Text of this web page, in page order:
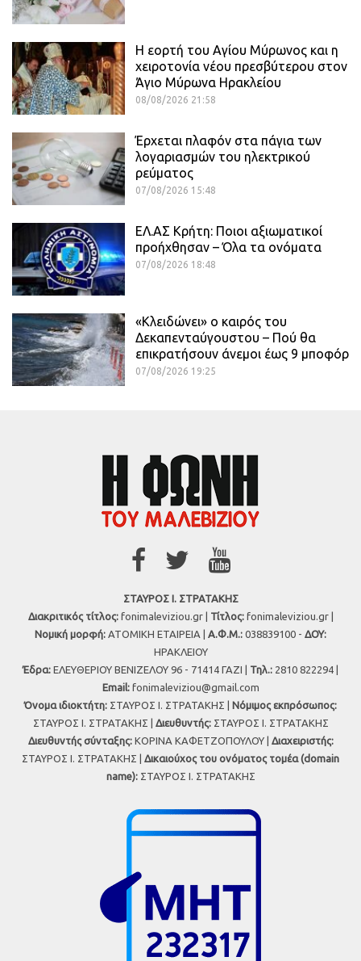
Η εορτή του Αγίου Μύρωνος και η
χειροτονία νέου πρεσβύτερου στον
Άγιο Μύρωνα Ηρακλείου
08/08/2026 21:58
Έρχεται πλαφόν στα πάγια των
λογαριασμών του ηλεκτρικού
ρεύματος
07/08/2026 15:48
ΕΛ.ΑΣ Κρήτη: Ποιοι αξιωματικοί
προήχθησαν – Όλα τα ονόματα
07/08/2026 18:48
«Κλειδώνει» ο καιρός του
Δεκαπενταύγουστου – Πού θα
επικρατήσουν άνεμοι έως 9 μποφόρ
07/08/2026 19:25
ΣΤΑΥΡΟΣ Ι. ΣΤΡΑΤΑΚΗΣ
Διακριτικός τίτλος:fonimaleviziou.gr | Τίτλος:fonimaleviziou.gr |
Νομική μορφή: ΑΤΟΜΙΚΗ ΕΤΑΙΡΕΙΑ | Α.Φ.Μ.: 038839100 - ΔΟΥ:
ΗΡΑΚΛΕΙΟΥ
Έδρα: ΕΛΕΥΘΕΡΙΟΥ ΒΕΝΙΖΕΛΟΥ 96 - 71414 ΓΑΖΙ | Τηλ.: 2810 822294 |
Εmail: fonimaleviziou@gmail.com
Όνομα ιδιοκτήτη: ΣΤΑΥΡΟΣ Ι. ΣΤΡΑΤΑΚΗΣ | Νόμιμος εκπρόσωπος:
ΣΤΑΥΡΟΣ Ι. ΣΤΡΑΤΑΚΗΣ | Διευθυντής:ΣΤΑΥΡΟΣ Ι. ΣΤΡΑΤΑΚΗΣ
Διευθυντής σύνταξης:ΚΟΡΙΝΑ ΚΑΦΕΤΖΟΠΟΥΛΟΥ | Διαχειριστής:
ΣΤΑΥΡΟΣ Ι. ΣΤΡΑΤΑΚΗΣ | Δικαιούχος του ονόματος τομέα (domain
name):ΣΤΑΥΡΟΣ Ι. ΣΤΡΑΤΑΚΗΣ